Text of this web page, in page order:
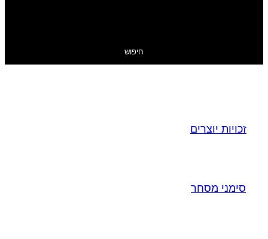
חיפוש
זכויות יוצרים
סימני מסחר